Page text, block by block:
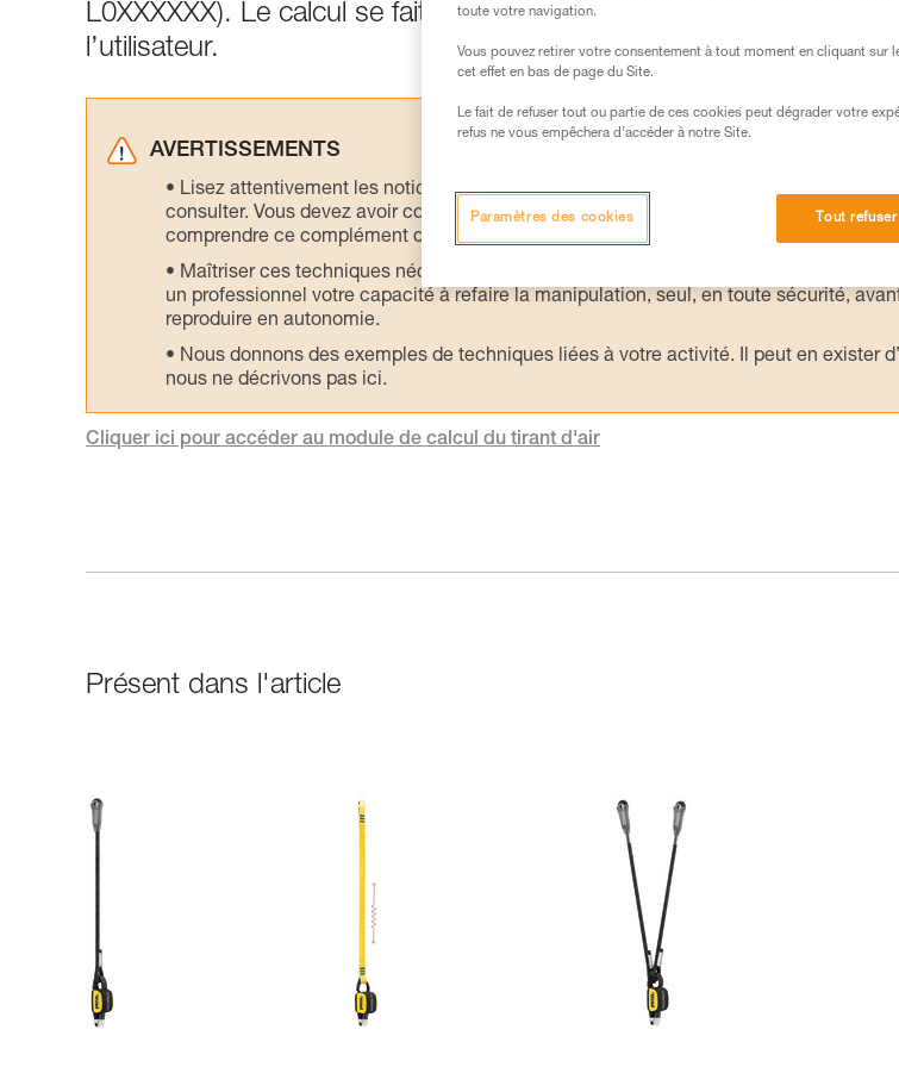
L0XXXXXX). Le calcul se fait à partir de la longueur de la longe et
l’utilisateur.
AVERTISSEMENTS
Lisez attentivement les notices techniques des produits utilisés dans ce conseil
consulter. Vous devez avoir compris les informations de la notice technique pour
comprendre ce complément d’informations.
Maîtriser ces techniques nécessite une formation et un entraînement spécifique.
un professionnel votre capacité à refaire la manipulation, seul, en toute sécurité,
reproduire en autonomie.
Nous donnons des exemples de techniques liées à votre activité. Il peut en exister
nous ne décrivons pas ici.
Cliquer ici pour accéder au module de calcul du tirant d'air
Présent dans l'article
toute votre navigation.
Vous pouvez retirer votre consentement à tout moment en cliquant sur
cet effet en bas de page du Site.
Le fait de refuser tout ou partie de ces cookies peut dégrader votre
refus ne vous empêchera d’accéder à notre Site.
Tout refuser
Paramètres des cookies